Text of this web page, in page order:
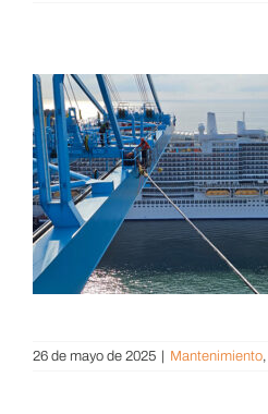
26 de mayo de 2025 Mantenimiento,